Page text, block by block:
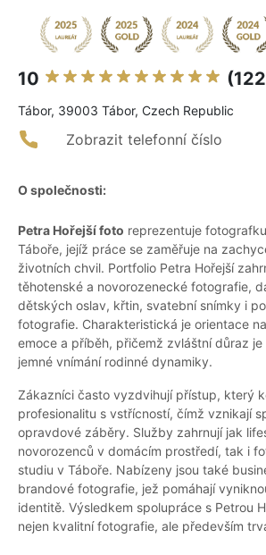
10
Tábor, 39003 Tábor, Czech Republic
Zobrazit telefonní číslo
O společnosti:
Petra Hořejší foto reprezentuje
Táboře, jejíž práce se zaměřuje na
životních chvil. Portfolio Petra Hořejší
těhotenské a novorozenecké fotografie,
dětských oslav, křtin, svatební snímky i
fotografie. Charakteristická je orientace
emoce a příběh, přičemž zvláštní důraz je
jemné vnímání rodinné dynamiky.
Zákazníci často vyzdvihují přístup, který
profesionalitu s vstřícností, čímž vznikají
opravdové záběry. Služby zahrnují jak
novorozenců v domácím prostředí, tak i
studiu v Táboře. Nabízeny jsou také
brandové fotografie, jež pomáhají
identitě. Výsledkem spolupráce s Petrou
nejen kvalitní fotografie, ale především